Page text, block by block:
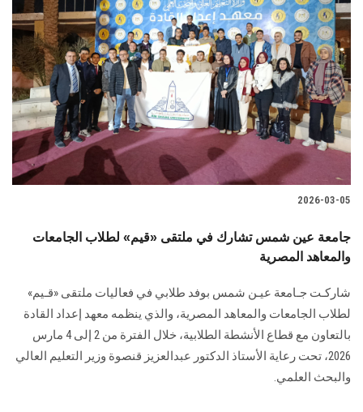
2026-03-05
جامعة عين شمس تشارك في ملتقى «قيم» لطلاب الجامعات
والمعاهد المصرية
شاركـت جـامعة عيـن شمس بوفد طلابي في فعاليات ملتقى «قـيم»
لطلاب الجامعات والمعاهد المصرية، والذي ينظمه معهد إعداد القادة
بالتعاون مع قطاع الأنشطة الطلابية، خلال الفترة من 2 إلى 4 مارس
2026، تحت رعاية الأستاذ الدكتور عبدالعزيز قنصوة وزير التعليم العالي
والبحث العلمي.